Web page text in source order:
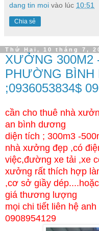
dang tin moi vào lúc 10:51
Chia sẻ
Thứ Hai, 10 tháng 7,
XƯỞNG 300M2
PHƯỜNG BÌNH
;0936053834$
cần cho thuê nhà
an bình dương
diện tích ; 300m3 -
nhà xưởng đẹp ,có
việc,đường xe tải ,xe
xưởng rất thích hợp
,cơ sở giầy
giá thương lượng
mọi chi tiết liên hệ
0908954129